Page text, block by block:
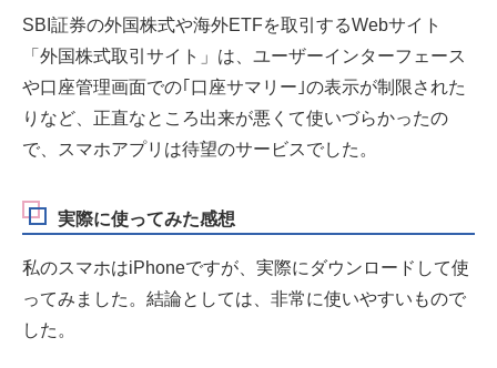
SBI証券の外国株式や海外ETFを取引するWebサイト
「外国株式取引サイト」は、ユーザーインターフェース
や口座管理画面での｢口座サマリー｣の表示が制限された
りなど、正直なところ出来が悪くて使いづらかったの
で、スマホアプリは待望のサービスでした。
実際に使ってみた感想
私のスマホはiPhoneですが、実際にダウンロードして使
ってみました。結論としては、非常に使いやすいもので
した。